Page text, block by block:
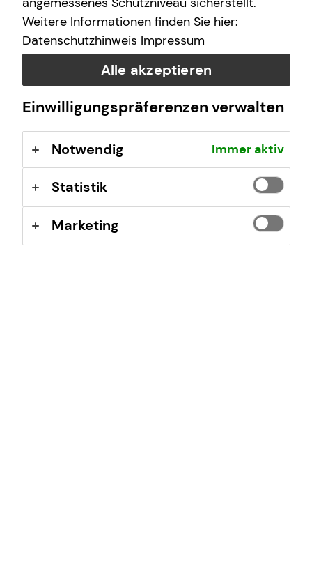
Inhalte und Unterlagen auf deinem Bildschirm
mitverfolgen
Bequemer Online-Abschluss per E-Signatur
Weitere Informationen finden Sie hier:
Datenschutzhinweis Impressum
Alle akzeptieren
Einwilligungspräferenzen verwalten
Notwendig Immer aktiv
Statistik
Marketing